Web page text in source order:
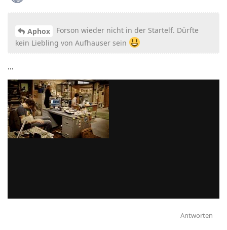
Aphox
Forson wieder nicht in der Startelf. Dürfte
kein Liebling von Aufhauser sein
...
Antworten